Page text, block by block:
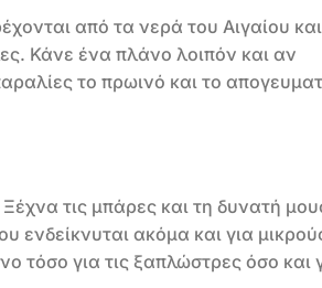
από τα νερά του Αιγαίου και
Κάνε ένα πλάνο λοιπόν και αν
το πρωινό και το
τις μπάρες και τη δυνατή
ενδείκνυται ακόμα και για
τόσο για τις ξαπλώστρες όσο και